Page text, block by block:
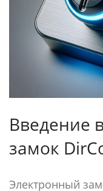
Введение
замок
Электронный